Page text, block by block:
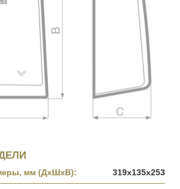
мм (ДхШхВ): 319x135x253